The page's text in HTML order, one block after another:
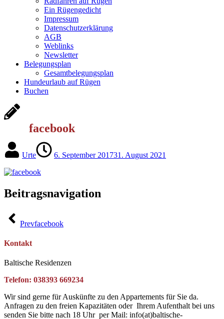
Ein Rügengedicht
Impressum
Datenschutzerklärung
AGB
Weblinks
Newsletter
Belegungsplan
Gesamtbelegungsplan
Hundeurlaub auf Rügen
Buchen
facebook
Urte 6. September 201731. August 2021
Beitragsnavigation
Prevfacebook
Kontakt
Baltische Residenzen
Telefon: 038393 669234
Wir sind gerne für Auskünfte zu den Appartements für Sie da.
Anfragen zu den freien Kapazitäten oder Ihrem Aufenthalt bei uns
senden Sie bitte nach 18 Uhr per Mail: info(at)baltische-